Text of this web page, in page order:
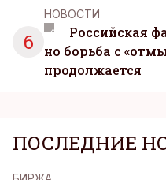
6
НОВОСТИ
Российская
но борьба с
продолжается
ПОСЛЕДНИЕ